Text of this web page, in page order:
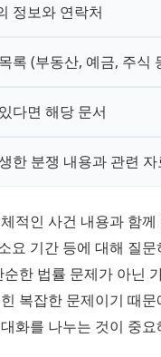
정보와 연락처
록 (부동산, 예금, 주식
다면 해당 문서
한 분쟁 내용과 관련 자
적인 사건 내용과 함께
요 기간 등에 대해 질문
한 법률 문제가 아닌
복잡한 문제이기 때문
화를 나누는 것이 중요